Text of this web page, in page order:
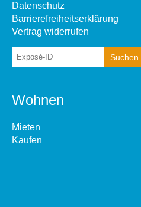
Datenschutz
Barrierefreiheitserklärung
Vertrag widerrufen
Wohnen
Mieten
Kaufen